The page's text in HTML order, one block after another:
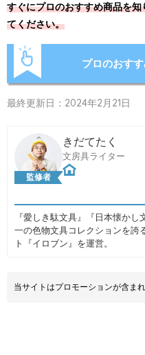
すぐにプロのおすすめ商品を
てください。
プロのおす
最終更新日：2024年2月21日
監修者
きだてたく
文房具ライター
『愛しき駄文具』『日本懐か
一の色物文具コレクションを誇
ト『イロブン』を運営。
当サイトはプロモーションが含ま